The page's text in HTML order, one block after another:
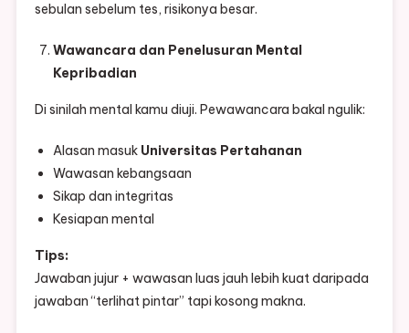
sebulan sebelum tes, risikonya besar.
Wawancara dan Penelusuran Mental
Kepribadian
Di sinilah mental kamu diuji. Pewawancara bakal ngulik:
Alasan masuk Universitas Pertahanan
Wawasan kebangsaan
Sikap dan integritas
Kesiapan mental
Tips:
Jawaban jujur + wawasan luas jauh lebih kuat daripada
jawaban “terlihat pintar” tapi kosong makna.